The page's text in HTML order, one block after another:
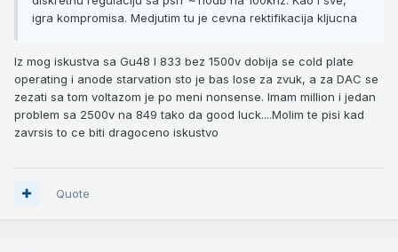
igra kompromisa. Medjutim tu je cevna rektifikacija kljucna
Iz mog iskustva sa Gu48 I 833 bez 1500v dobija se cold plate
operating i anode starvation sto je bas lose za zvuk, a za DAC se
zezati sa tom voltazom je po meni nonsense. Imam million i jedan
problem sa 2500v na 849 tako da good luck....Molim te pisi kad
zavrsis to ce biti dragoceno iskustvo
Quote